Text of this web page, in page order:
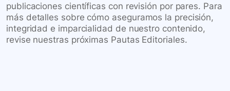
publicaciones científicas con revisión por pares. Para
más detalles sobre cómo aseguramos la precisión,
integridad e imparcialidad de nuestro contenido,
revise nuestras próximas Pautas Editoriales.